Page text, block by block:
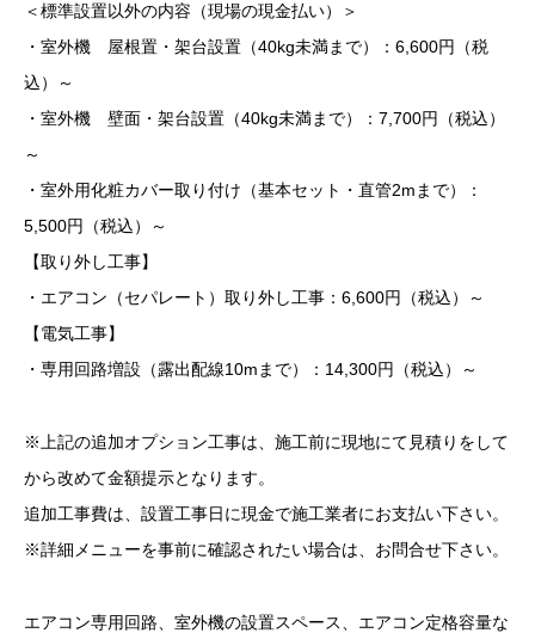
＜標準設置以外の内容（現場の現金払い）＞
・室外機 屋根置・架台設置（40kg未満まで）：6,600円（税
込）～
・室外機 壁面・架台設置（40kg未満まで）：7,700円（税込）
～
・室外用化粧カバー取り付け（基本セット・直管2mまで）：
5,500円（税込）～
【取り外し工事】
・エアコン（セパレート）取り外し工事：6,600円（税込）～
【電気工事】
・専用回路増設（露出配線10mまで）：14,300円（税込）～
※上記の追加オプション工事は、施工前に現地にて見積りをして
から改めて金額提示となります。
追加工事費は、設置工事日に現金で施工業者にお支払い下さい。
※詳細メニューを事前に確認されたい場合は、お問合せ下さい。
エアコン専用回路、室外機の設置スペース、エアコン定格容量な